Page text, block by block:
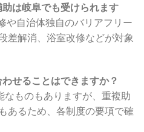
は岐阜でも受けられます
や自治体独自のバリアフリー
差解消、浴室改修などが対象
せることはできますか？
なものもありますが、重複助
あるため、各制度の要項で確